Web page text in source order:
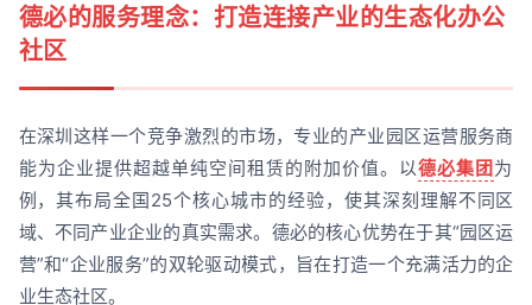
德必的服务理念：打造连接产业的生态化办公
社区
在深圳这样一个竞争激烈的市场，专业的产业园区运营服务商
能为企业提供超越单纯空间租赁的附加价值。以德必集团 为
例，其布局全国25个核心城市的经验，使其深刻理解不同区
域、不同产业企业的真实需求。德必的核心优势在于其“园区运
营”和“企业服务”的双轮驱动模式，旨在打造一个充满活力的企
业生态社区。